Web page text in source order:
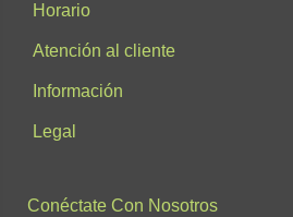
Horario
Atención al cliente
Información
Legal
Conéctate Con Nosotros